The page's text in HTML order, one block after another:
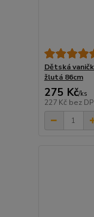
Dětská
žlutá 86cm
275 Kč/ks
227 Kč bez